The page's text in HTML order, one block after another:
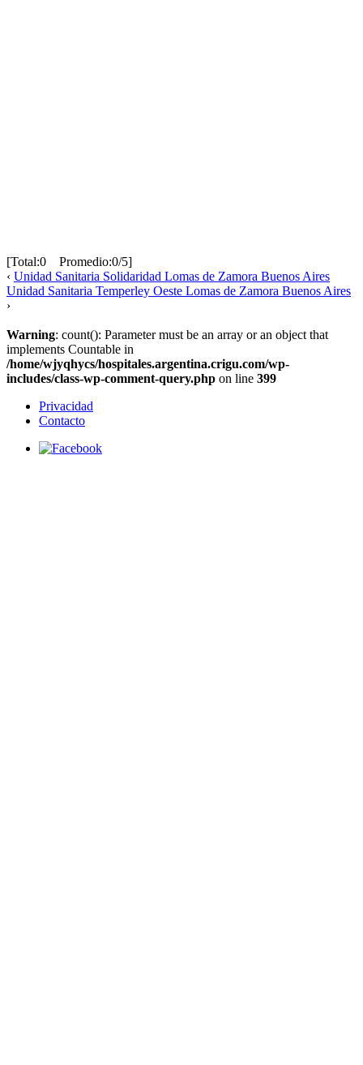
[Total:0 Promedio:0/5]
‹ Unidad Sanitaria Solidaridad Lomas de Zamora Buenos Aires
Unidad Sanitaria Temperley Oeste Lomas de Zamora Buenos Aires
›
Warning: count(): Parameter must be an array or an object that
implements Countable in
/home/wjyqhycs/hospitales.argentina.crigu.com/wp-
includes/class-wp-comment-query.php on line 399
Privacidad
Contacto